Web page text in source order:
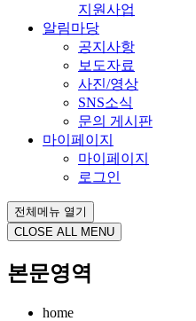
지원사업
알림마당
공지사항
보도자료
사진/영상
SNS소식
문의 게시판
마이페이지
마이페이지
로그인
전체메뉴 열기
CLOSE ALL MENU
본문영역
home